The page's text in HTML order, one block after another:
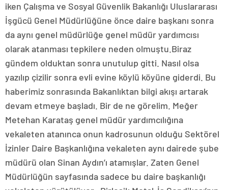
iken Çalışma ve Sosyal Güvenlik Bakanlığı Uluslararası
İşgücü Genel Müdürlüğüne önce daire başkanı sonra
da aynı genel müdürlüğe genel müdür yardımcısı
olarak atanması tepkilere neden olmuştu.Biraz
gündem olduktan sonra unutulup gitti. Nasıl olsa
yazılıp çizilir sonra evli evine köylü köyüne giderdi. Bu
haberimiz sonrasında Bakanlıktan bilgi akışı artarak
devam etmeye başladı. Bir de ne görelim. Meğer
Metehan Karataş genel müdür yardımcılığına
vekaleten atanınca onun kadrosunun olduğu Sektörel
İzinler Daire Başkanlığına vekaleten aynı dairede şube
müdürü olan Sinan Aydın’ı atamışlar. Zaten Genel
Müdürlüğün sayfasında sadece bu daire başkanlığı